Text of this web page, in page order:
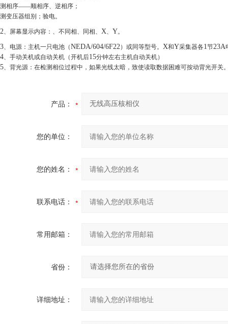
测相序——顺相序、逆相序；
测变压器组别；验电。
2、屏幕显示内容：、不同相、同相、 X、 Y。
3、电源：主机一只电池（NEDA/604/6F22）或同等型号。 X和Y采集器各1节23A
4、手动关机或自动关机（开机后15分钟左右主机自动关机）
5、背光源：在检测相位过程中，如果光线太暗，致使读取数据困难可按动背光开关
产品：
您的单位：
您的姓名：
联系电话：
常用邮箱：
省份：
详细地址：